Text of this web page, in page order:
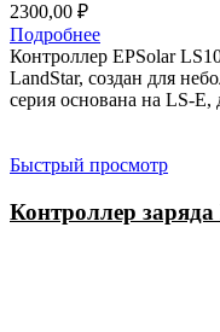
2300,00 ₽
Подробнее
Контроллер EPSolar
LandStar, создан для
серия основана на LS-
Быстрый просмотр
Контроллер